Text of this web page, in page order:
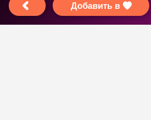
Добавить в